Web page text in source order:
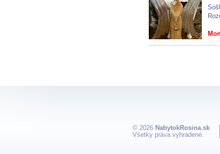
© 2026 NabytokRosina.sk
Všetky práva vyhradené.